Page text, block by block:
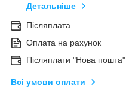
Детальніше
Післяплата
Оплата на рахунок
Післяплати "Нова пошта"
Всі умови оплати